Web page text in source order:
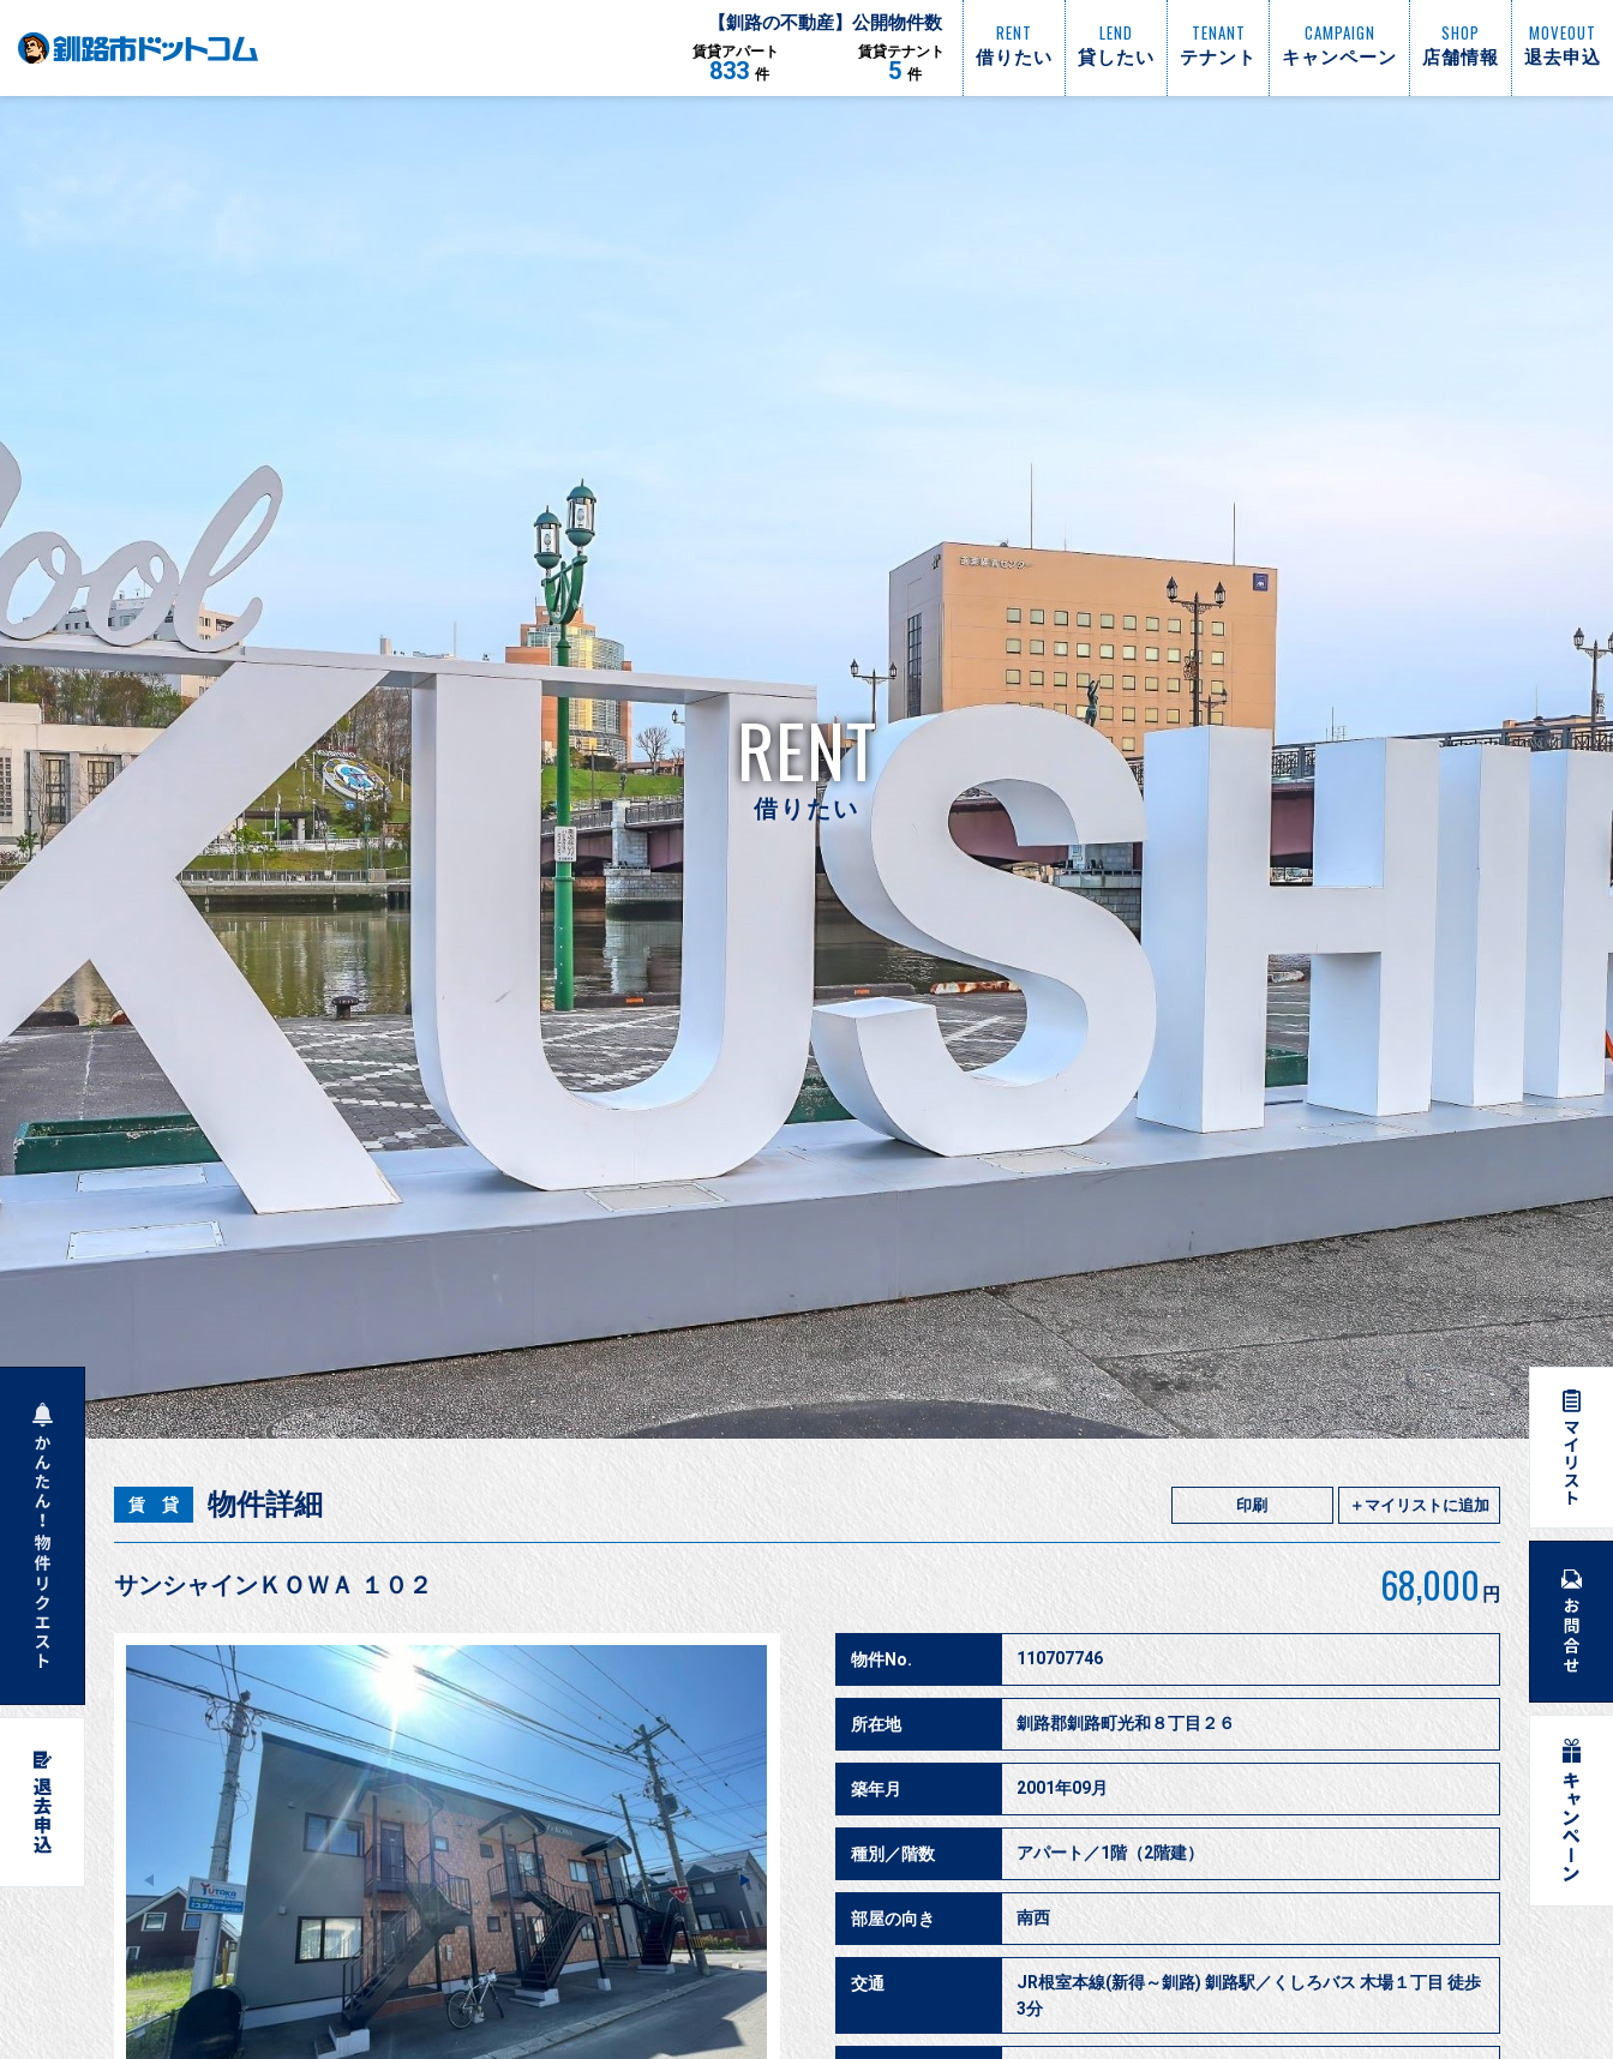
【釧路の不動産】公開物件数
賃貸アパート
833 件
賃貸テナント
5 件
RENT
借りたい
LEND
貸したい
TENANT
テナント
CAMPAIGN
キャンペーン
SHOP
店舗情報
MOVEOUT
退去申込
RENT
借りたい
賃 貸 物件詳細 印刷 ＋マイリストに追加
サンシャインＫＯＷＡ １０２ 68,000 円
物件No. 110707746
所在地 釧路郡釧路町光和８丁目２６
築年月 2001年09月
種別／階数 アパート／1階（2階建）
部屋の向き 南西
交通
JR根室本線(新得～釧路) 釧路駅／くしろバス 木場１丁目 徒歩
3分